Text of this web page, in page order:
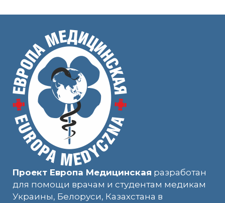
Проект Европа Медицинская разработан
для помощи врачам и студентам медикам
Украины, Белоруси, Казахстана в